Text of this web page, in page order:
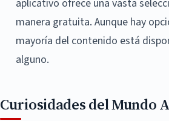
aplicativo ofrece una vasta
manera gratuita. Aunque hay
mayoría del contenido está
alguno.
Curiosidades del Mundo